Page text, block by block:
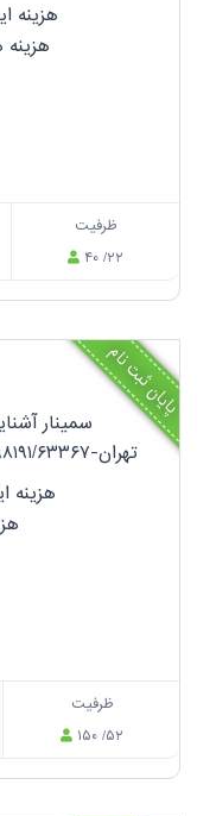
هزینه این
هزینه
ظرفیت
۴۰ /۲۲
پایان ثبت نام
سمینار
تهران-۱۴۰۳۱۲۵۱۹۸۱۹۱/۶۳۳۶۷ ۱۴۰۳۱۲۵۱۹۸۱۹۱/۶۳۳۶۷
هزینه این
ظرفیت
۱۵۰ /۵۲